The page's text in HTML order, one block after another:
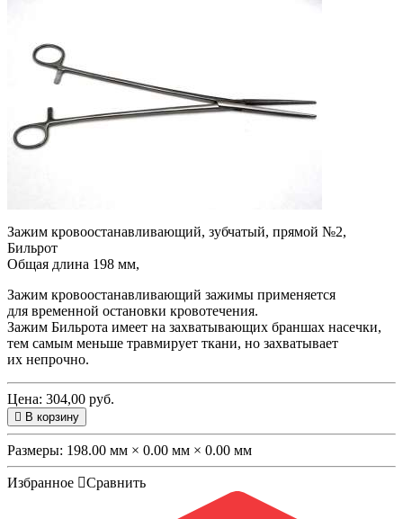
Зажим кровоостанавливающий, зубчатый, прямой №2,
Бильрот
Общая длина 198 мм,
Зажим кровоостанавливающий зажимы применяется
для временной остановки кровотечения.
Зажим Бильрота имеет на захватывающих браншах насечки,
тем самым меньше травмирует ткани, но захватывает
их непрочно.
Цена: 304,00 руб.
В корзину
Размеры: 198.00 мм × 0.00 мм × 0.00 мм
Избранное Сравнить